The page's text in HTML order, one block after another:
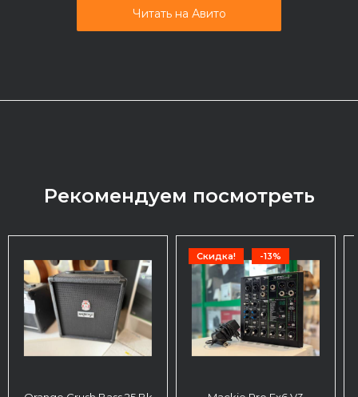
Читать на Авито
Рекомендуем посмотреть
Скидка! -13%